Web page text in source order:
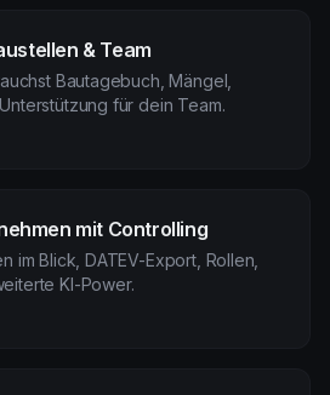
& Team
Bautagebuch, Mängel,
für dein Team.
mit Controlling
im Blick, DATEV-Export, Rollen,
KI-Power.